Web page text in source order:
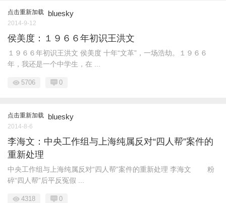
点击重新加载 bluesky
2014-9-12
侯美度：１９６６年初识王洪文
１９６６年初识王洪文 侯美度 十年“文革”，一场浩劫。１９６６
年，我还是一个中学生，在 ...
5706 0
点击重新加载 bluesky
2014-8-6
李海文：中央工作组与上海纯属反对“四人帮”案件的
重新处理
中央工作组与上海纯属反对“四人帮”案件的重新处理 李海文 粉
碎“四人帮”后平反冤假 ...
4318 0